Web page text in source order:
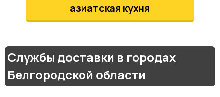
азиатская кухня
Службы доставки в городах
Белгородской области